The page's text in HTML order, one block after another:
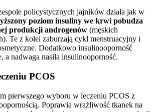
policystycznych jajników działa jak w
poziom insuliny we krwi pobudza
produkcji androgenów (męskich
Te z kolei zaburzają cykl menstruacyjny i
Dodatkowo insulinooporność
a nadwaga nasila insulinooporność.
PCOS
pierwszego wyboru w leczeniu PCOS z
Poprawia wrażliwość tkanek na